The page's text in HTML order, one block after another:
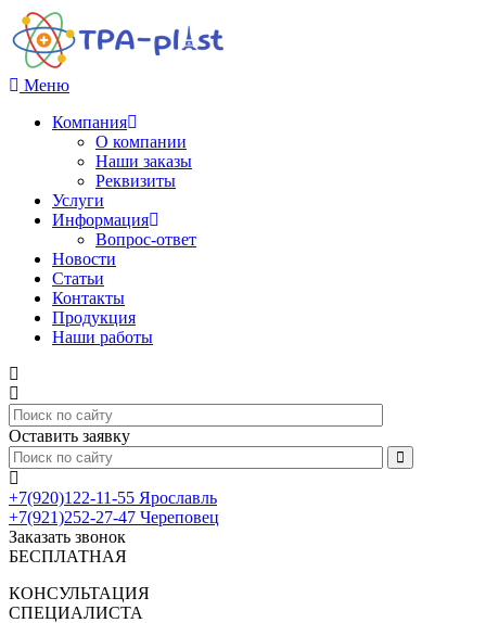
Меню
Компания
О компании
Наши заказы
Реквизиты
Услуги
Информация
Вопрос-ответ
Новости
Статьи
Контакты
Продукция
Наши работы
Оставить заявку
+7(920)122-11-55 Ярославль
+7(921)252-27-47 Череповец
Заказать звонок
БЕСПЛАТНАЯ
КОНСУЛЬТАЦИЯ
СПЕЦИАЛИСТА